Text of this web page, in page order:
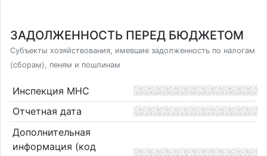
ЗАДОЛЖЕННОСТЬ ПЕРЕД БЮДЖЕТОМ
Субъекты хозяйствования, имевшие задолженность по налогам
(сборам), пеням и пошлинам
Инспекция МНС
Отчетная дата
Дополнительная
информация (код